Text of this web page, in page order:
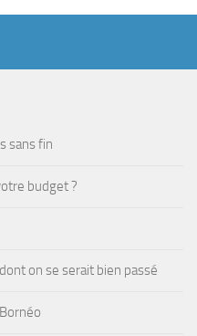
sans fin
budget ?
on se serait bien passé